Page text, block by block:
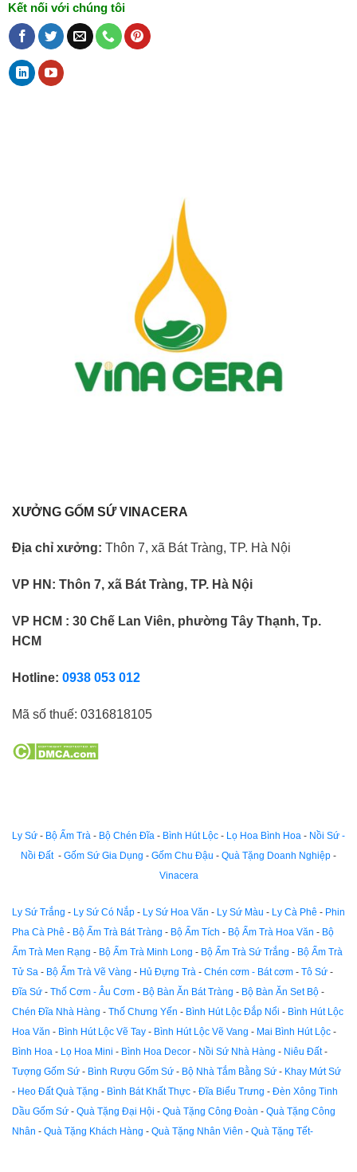
Kết nối với chúng tôi
XƯỞNG GỐM SỨ VINACERA
Địa chỉ xưởng: Thôn 7, xã Bát Tràng, TP. Hà Nội
VP HN: Thôn 7, xã Bát Tràng, TP. Hà Nội
VP HCM : 30 Chế Lan Viên, phường Tây Thạnh, Tp.
HCM
Hotline: 0938 053 012
Mã số thuế: 0316818105
Ly Sứ - Bộ Ấm Trà - Bộ Chén Đĩa - Bình Hút Lộc - Lọ Hoa Bình Hoa - Nồi Sứ -
Nồi Đất - Gốm Sứ Gia Dụng - Gốm Chu Đậu - Quà Tặng Doanh Nghiệp -
Vinacera
Ly Sứ Trắng - Ly Sứ Có Nắp - Ly Sứ Hoa Văn - Ly Sứ Màu - Ly Cà Phê - Phin
Pha Cà Phê - Bộ Ấm Trà Bát Tràng - Bộ Ấm Tích - Bộ Ấm Trà Hoa Văn - Bộ
Ấm Trà Men Rạng - Bộ Ấm Trà Minh Long - Bộ Ấm Trà Sứ Trắng - Bộ Ấm Trà
Tử Sa - Bộ Ấm Trà Vẽ Vàng - Hủ Đựng Trà - Chén cơm - Bát cơm - Tô Sứ -
Đĩa Sứ - Thố Cơm - Âu Cơm - Bộ Bàn Ăn Bát Tràng - Bộ Bàn Ăn Set Bộ -
Chén Đĩa Nhà Hàng - Thố Chưng Yến - Bình Hút Lộc Đắp Nổi - Bình Hút Lộc
Hoa Văn - Bình Hút Lộc Vẽ Tay - Bình Hút Lộc Vẽ Vang - Mai Bình Hút Lộc -
Bình Hoa - Lọ Hoa Mini - Bình Hoa Decor - Nồi Sứ Nhà Hàng - Niêu Đất-
Tượng Gốm Sứ - Bình Rượu Gốm Sứ - Bộ Nhà Tắm Bằng Sứ - Khay Mứt Sứ
- Heo Đất Quà Tặng - Bình Bát Khất Thực - Đĩa Biểu Trưng - Đèn Xông Tinh
Dầu Gốm Sứ - Quà Tặng Đại Hội - Quà Tặng Công Đoàn - Quà Tặng Công
Nhân - Quà Tặng Khách Hàng - Quà Tặng Nhân Viên - Quà Tặng Tết-